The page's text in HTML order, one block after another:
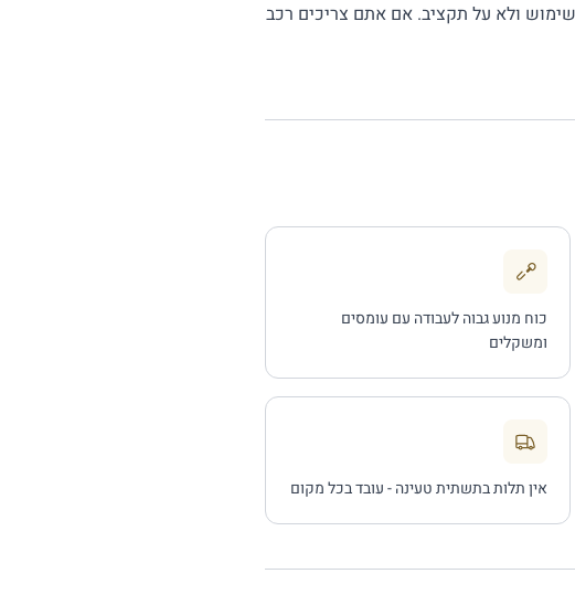
ולא על תקציב. אם אתם צריכים רכב
כוח מנוע גבוה לעבודה עם עומסים
ומשקלים
אין תלות בתשתית טעינה - עובד בכל מקום